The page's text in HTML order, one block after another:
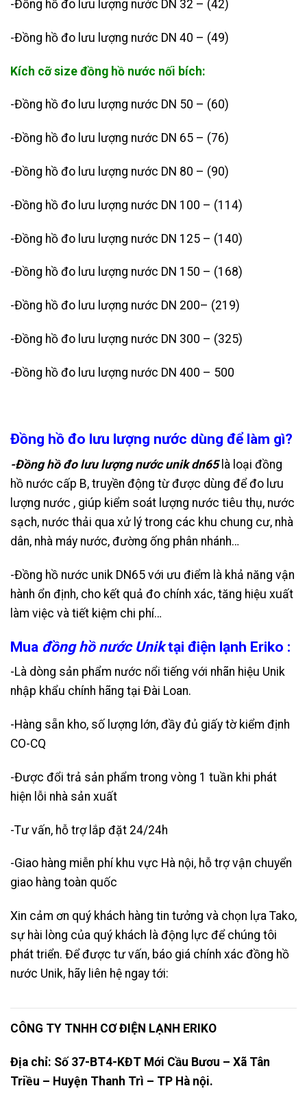
-Đồng hồ đo lưu lượng nước DN 32 – (42)
-Đồng hồ đo lưu lượng nước DN 40 – (49)
Kích cỡ size đồng hồ nước nối bích:
-Đồng hồ đo lưu lượng nước DN 50 – (60)
-Đồng hồ đo lưu lượng nước DN 65 – (76)
-Đồng hồ đo lưu lượng nước DN 80 – (90)
-Đồng hồ đo lưu lượng nước DN 100 – (114)
-Đồng hồ đo lưu lượng nước DN 125 – (140)
-Đồng hồ đo lưu lượng nước DN 150 – (168)
-Đồng hồ đo lưu lượng nước DN 200– (219)
-Đồng hồ đo lưu lượng nước DN 300 – (325)
-Đồng hồ đo lưu lượng nước DN 400 – 500
Đồng hồ đo lưu lượng nước dùng để làm gì?
-Đồng hồ đo lưu lượng nước unik dn65là loại đồng
hồ nước cấp B, truyền động từ được dùng để đo lưu
lượng nước , giúp kiểm soát lượng nước tiêu thụ, nước
sạch, nước thải qua xử lý trong các khu chung cư, nhà
dân, nhà máy nước, đường ống phân nhánh…
-Đồng hồ nước unik DN65 với ưu điểm là khả năng vận
hành ổn định, cho kết quả đo chính xác, tăng hiệu xuất
làm việc và tiết kiệm chi phí…
Mua đồng hồ nước Uniktại điện lạnh Eriko :
-Là dòng sản phẩm nước nổi tiếng với nhãn hiệu Unik
nhập khẩu chính hãng tại Đài Loan.
-Hàng sẵn kho, số lượng lớn, đầy đủ giấy tờ kiểm định
CO-CQ
-Được đổi trả sản phẩm trong vòng 1 tuần khi phát
hiện lỗi nhà sản xuất
-Tư vấn, hỗ trợ lắp đặt 24/24h
-Giao hàng miễn phí khu vực Hà nội, hỗ trợ vận chuyển
giao hàng toàn quốc
Xin cảm ơn quý khách hàng tin tưởng và chọn lựa Tako,
sự hài lòng của quý khách là động lực để chúng tôi
phát triển. Để được tư vấn, báo giá chính xác đồng hồ
nước Unik, hãy liên hệ ngay tới:
CÔNG TY TNHH CƠ ĐIỆN LẠNH ERIKO
Địa chỉ: Số 37-BT4-KĐT Mới Cầu Bươu – Xã Tân
Triều – Huyện Thanh Trì – TP Hà nội.